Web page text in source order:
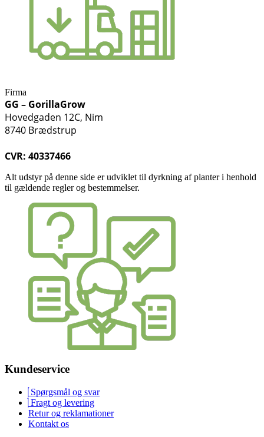
Firma
GG – GorillaGrow
Hovedgaden 12C, Nim
8740 Brædstrup
CVR: 40337466
Alt udstyr på denne side er udviklet til dyrkning af planter i henhold
til gældende regler og bestemmelser.
Kundeservice
Spørgsmål og svar
Fragt og levering
Retur og reklamationer
Kontakt os